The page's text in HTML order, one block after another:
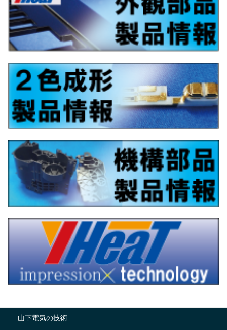
山下電気の技術